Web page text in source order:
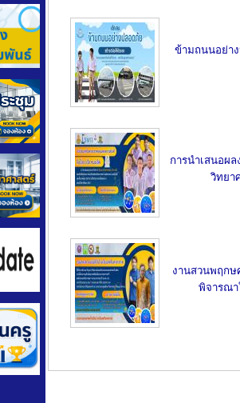
ข้ามถนนอย่า
การนำเสนอผ
วิทยา
งานสวนพฤกษ
พิจารณา